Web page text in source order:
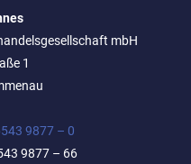
mbH
1
9877 – 0
9877 – 66